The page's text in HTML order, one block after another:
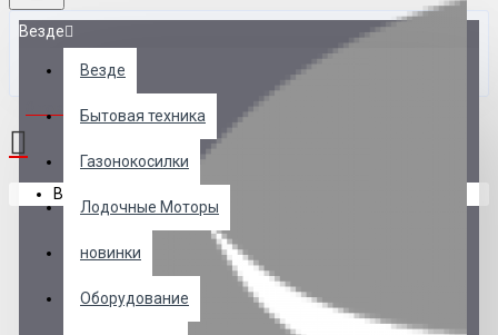
Везде
Везде
Бытовая техника
Газонокосилки
Лодочные Моторы
новинки
Оборудование
0 товар(ов) - 0 р.
В корзине пусто!